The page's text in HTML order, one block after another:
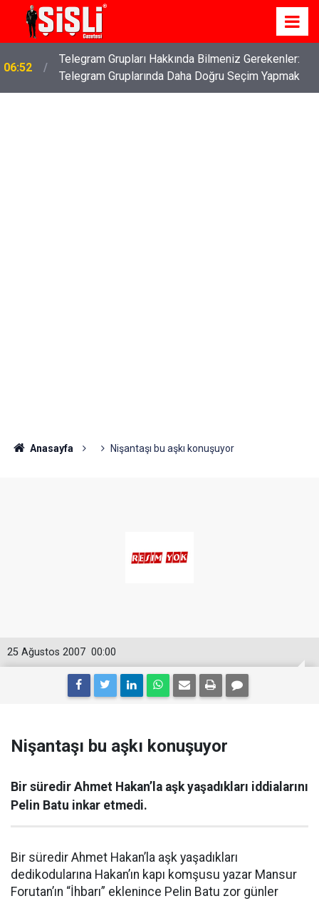
06:52
Telegram Grupları Hakkında Bilmeniz Gerekenler:
Telegram Gruplarında Daha Doğru Seçim Yapmak
Anasayfa Nişantaşı bu aşkı konuşuyor
00:00
25 Ağustos 2007
Nişantaşı bu aşkı konuşuyor
Bir süredir Ahmet Hakan’la aşk yaşadıkları iddialarını
Pelin Batu inkar etmedi.
Bir süredir Ahmet Hakan’la aşk yaşadıkları
dedikodularına Hakan’ın kapı komşusu yazar Mansur
Forutan’ın “İhbarı” eklenince Pelin Batu zor günler